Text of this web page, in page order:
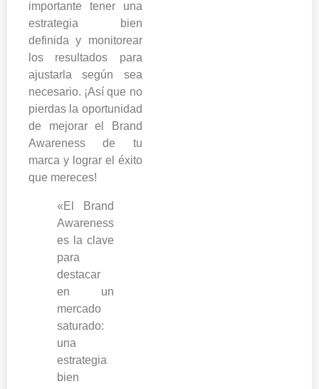
importante tener una
estrategia bien
definida y monitorear
los resultados para
ajustarla según sea
necesario. ¡Así que no
pierdas la oportunidad
de mejorar el Brand
Awareness de tu
marca y lograr el éxito
que mereces!
«El Brand
Awareness
es la clave
para
destacar
en un
mercado
saturado:
una
estrategia
bien